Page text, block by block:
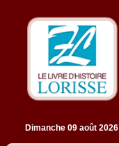
Dimanche 09 août 2026